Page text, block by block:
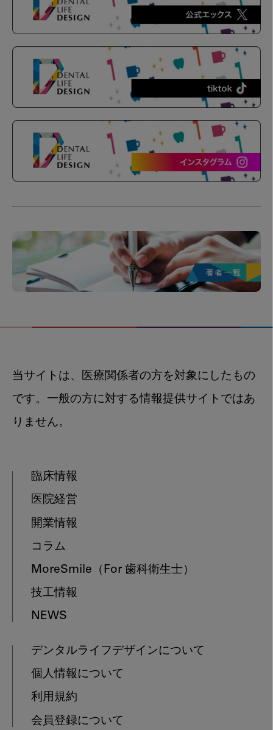
当サイトは、医療関係者の方を対象にしたもの
です。一般の方に対する情報提供サイトではあ
りません。
臨床情報
医院経営
開業情報
コラム
MoreSmile （For 歯科衛生士）
技工情報
NEWS
デンタルライフデザインについて
個人情報について
利用規約
会員登録について